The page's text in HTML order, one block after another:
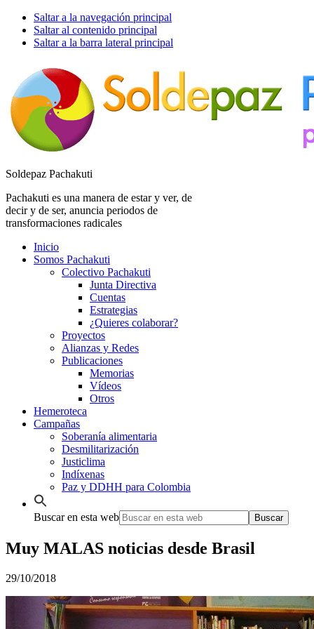
Saltar a la navegación principal
Saltar al contenido principal
Saltar a la barra lateral principal
Soldepaz Pachakuti
Pachakuti es una manera de estar y ver, de
decir y de ser, anuncia periodos de
transformaciones radicales
Inicio
Somos Pachakuti
Colectivo Pachakuti
Junta Directiva
Cuentas
Estrategias
¿Quieres colaborar?
Proyectos
Alianzas y Redes
Publicaciones
Memorias
Vídeos
Otros
Hemeroteca
Campañas
Soberanía alimentaria
Desmilitarización
Justiclima
Indíxenas
Paz y DDHH para Colombia
Buscar en esta web
Muy MALAS noticias desde Brasil
29/10/2018